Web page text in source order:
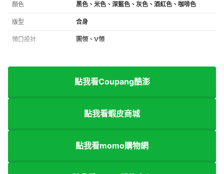
顏色 黑色、米色、深藍色、灰色、酒紅色、咖啡色
版型 合身
領口設計 圓領、V領
點我看Coupang酷澎
點我看蝦皮商城
點我看momo購物網